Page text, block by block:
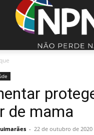
de mama
- 22 de outubro de 2020